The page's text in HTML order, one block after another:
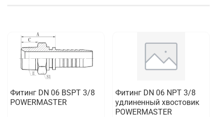
Фитинг DN 06 BSPT 3/8
POWERMASTER
Фитинг DN 06 NPT 3/8
удлиненный хвостовик
POWERMASTER